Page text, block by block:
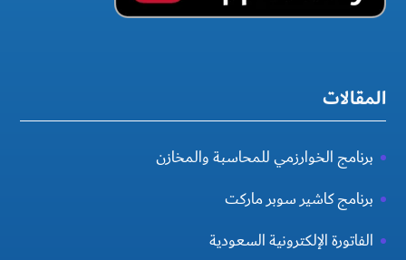
المقالات
برنامج الخوارزمي للمحاسبة والمخازن
برنامج كاشير سوبر ماركت
الفاتورة الإلكترونية السعودية